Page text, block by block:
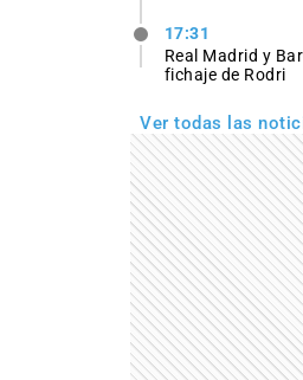
17:31
Real Madrid y
fichaje de Rodri
Ver todas las